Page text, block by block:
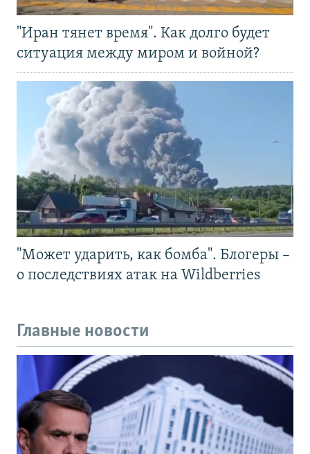
"Иран тянет время". Как долго будет
ситуация между миром и войной?
"Может ударить, как бомба". Блогеры –
о последствиях атак на Wildberries
Главные новости